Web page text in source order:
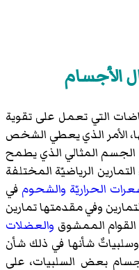
الأجسام
التي تعمل على تقوية
الأمر الذي يعطي الشخص
المثالي الذي يطمح
الرياضيّة المختلفة
الحراريّة والشحوم في
وفي مقدمتها تمارين
الممشوق والعضلات
وسلبياتٌ شأنها في ذلك شأن
بعض السلبيات، على